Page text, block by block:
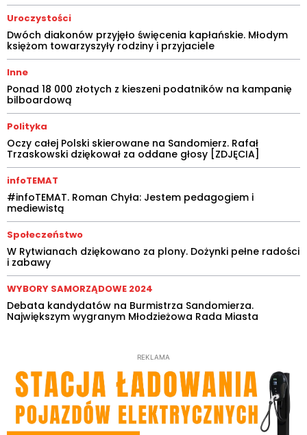
Uroczystości
Dwóch diakonów przyjęło święcenia kapłańskie. Młodym
księżom towarzyszyły rodziny i przyjaciele
Inne
Ponad 18 000 złotych z kieszeni podatników na kampanię
bilboardową
Polityka
Oczy całej Polski skierowane na Sandomierz. Rafał
Trzaskowski dziękował za oddane głosy [ZDJĘCIA]
infoTEMAT
#infoTEMAT. Roman Chyła: Jestem pedagogiem i
mediewistą
Społeczeństwo
W Rytwianach dziękowano za plony. Dożynki pełne radości
i zabawy
WYBORY SAMORZĄDOWE 2024
Debata kandydatów na Burmistrza Sandomierza.
Największym wygranym Młodzieżowa Rada Miasta
REKLAMA